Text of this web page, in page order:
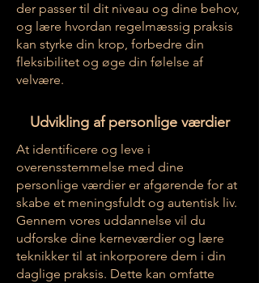
der passer til dit niveau og dine behov,
og lære hvordan regelmæssig praksis
kan styrke din krop, forbedre din
fleksibilitet og øge din følelse af
velvære.
Udvikling af personlige værdier
At identificere og leve i
overensstemmelse med dine
personlige værdier er afgørende for at
skabe et meningsfuldt og autentisk liv.
Gennem vores uddannelse vil du
udforske dine kerneværdier og lære
teknikker til at inkorporere dem i din
daglige praksis. Dette kan omfatte